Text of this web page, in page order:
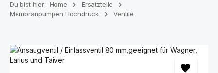
Du bist hier: Home
Ersatzteile
Membranpumpen Hochdruck
Ventile
Bildergalerie überspringen